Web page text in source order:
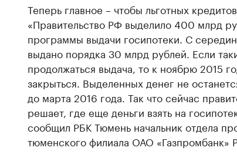
Теперь главное – чтобы льготных
«Правительство РФ выделило 400 млрд
программы выдачи госипотеки. С
выдано порядка 30 млрд рублей. Если
продолжаться выдача, то к ноябрю 2015
закрыться. Выделенных денег не
до марта 2016 года. Так что сейчас
решает, где еще деньги взять на
сообщил РБК Тюмень начальник отдела
тюменского филиала ОАО «Газпромбанк»